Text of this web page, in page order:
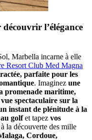
l’élégance
Marbella incarne à elle
Resort Club Med Magna
parfaite pour les
. Imaginez une
promenade maritime,
spectaculaire sur la
instant de plénitude à la
golfet tapez vos
la découverte des mille
Cordoue,